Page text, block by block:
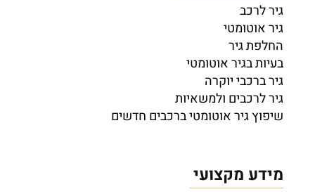
גיר לרכב
גיר אוטומטי
החלפת גיר
בעיות בגיר אוטומטי
גיר ברכבי יוקרה
גיר לרכבים ולמשאיות
שיפוץ גיר אוטומטי ברכבים חדשים
מידע מקצועי